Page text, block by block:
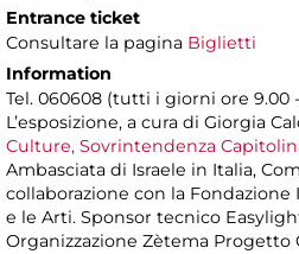
Entrance ticket
Consultare la pagina Biglietti
Information
Tel. 060608 (tutti i giorni ore 9.00 -
L’esposizione, a cura di Giorgia
Culture, Sovrintendenza
Ambasciata di Israele in Italia,
collaborazione con la Fondazione
e le Arti. Sponsor tecnico
Organizzazione Zètema Progetto